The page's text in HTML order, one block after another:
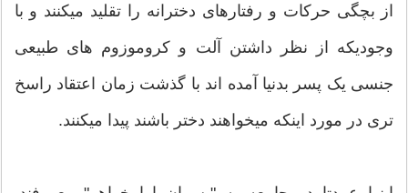
از بچگی حرکات و رفتارهای دخترانه را تقلید میکنند و با
وجودیکه از نظر داشتن آلت و کروموزوم های طبیعی
جنسی یک پسر بدنیا آمده اند با گذشت زمان اعتقاد راسخ
تری در مورد اینکه میخواهند دختر باشند پیدا میکنند.